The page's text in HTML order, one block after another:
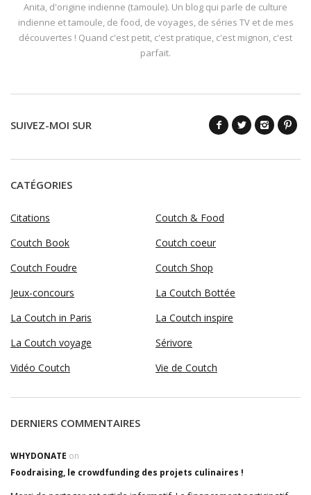
Anita, d'origine indienne (tamoule). Un blog qui parle de culture
indienne et tamoule, de food, de voyages, de séries TV et de mes
découvertes ! Quand c'est petit, c'est pratique, c'est mignon, c'est
parfait.
SUIVEZ-MOI SUR
CATÉGORIES
Citations
Coutch & Food
Coutch Book
Coutch coeur
Coutch Foudre
Coutch Shop
Jeux-concours
La Coutch Bottée
La Coutch in Paris
La Coutch inspire
La Coutch voyage
Sérivore
Vidéo Coutch
Vie de Coutch
DERNIERS COMMENTAIRES
WHYDONATE on
Foodraising, le crowdfunding des projets culinaires !